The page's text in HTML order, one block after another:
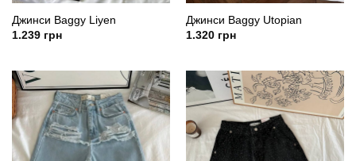
Джинси Baggy Liyen
1.239грн
Джинси Baggy Utopian
1.320грн